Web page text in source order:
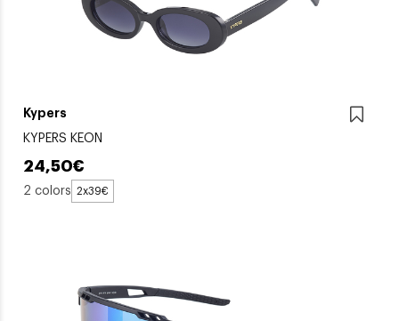
Kypers
KYPERS KEON
24,50€
2 colors 2x39€